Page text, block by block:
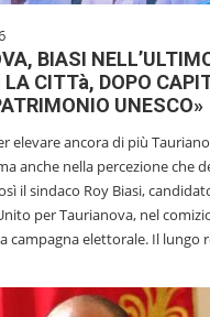
BIASI
CITTà, DOPO
UNESCO»
elevare ancora di più
anche nella percezione che
il sindaco Roy Biasi,
per Taurianova, nel
campagna elettorale. Il lungo